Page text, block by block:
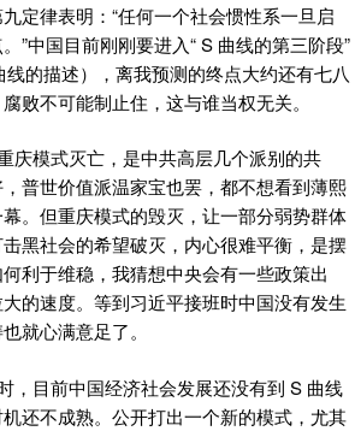
定律表明：“任何一个社会惯性系一旦启
”中国目前刚刚要进入“ S 曲线的第三阶段”
线的描述），离我预测的终点大约还有七八
败不可能制止住，这与谁当权无关。
庆模式灭亡，是中共高层几个派别的共
普世价值派温家宝也罢，都不想看到薄熙
。但重庆模式的毁灭，让一部分弱势群体
黑社会的希望破灭，内心很难平衡，是摆
利于维稳，我猜想中央会有一些政策出
的速度。等到习近平接班时中国没有发生
就心满意足了。
，目前中国经济社会发展还没有到 S 曲线
还不成熟。公开打出一个新的模式，尤其